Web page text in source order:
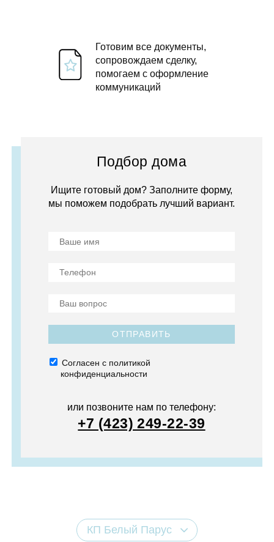
Готовим все документы,
сопровождаем сделку,
помогаем с оформление
коммуникаций
Подбор дома
Ищите готовый дом? Заполните форму,
мы поможем подобрать лучший вариант.
ОТПРАВИТЬ
Согласен с политикой
конфиденциальности
или позвоните нам по телефону:
+7 (423) 249-22-39
КП Белый Парус